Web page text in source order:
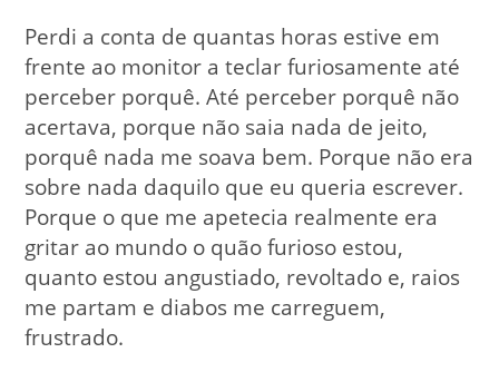
Perdi a conta de quantas horas estive em
frente ao monitor a teclar furiosamente até
perceber porquê. Até perceber porquê não
acertava, porque não saia nada de jeito,
porquê nada me soava bem. Porque não era
sobre nada daquilo que eu queria escrever.
Porque o que me apetecia realmente era
gritar ao mundo o quão furioso estou,
quanto estou angustiado, revoltado e, raios
me partam e diabos me carreguem,
frustrado.